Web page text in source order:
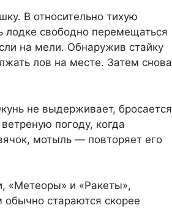
В относительно тихую
лодке свободно перемещаться
на мели. Обнаружив стайку
лов на месте. Затем снова
не выдерживает, бросается
погоду, когда
мотыль — повторяет его
«Метеоры» и «Ракеты»,
стараются скорее